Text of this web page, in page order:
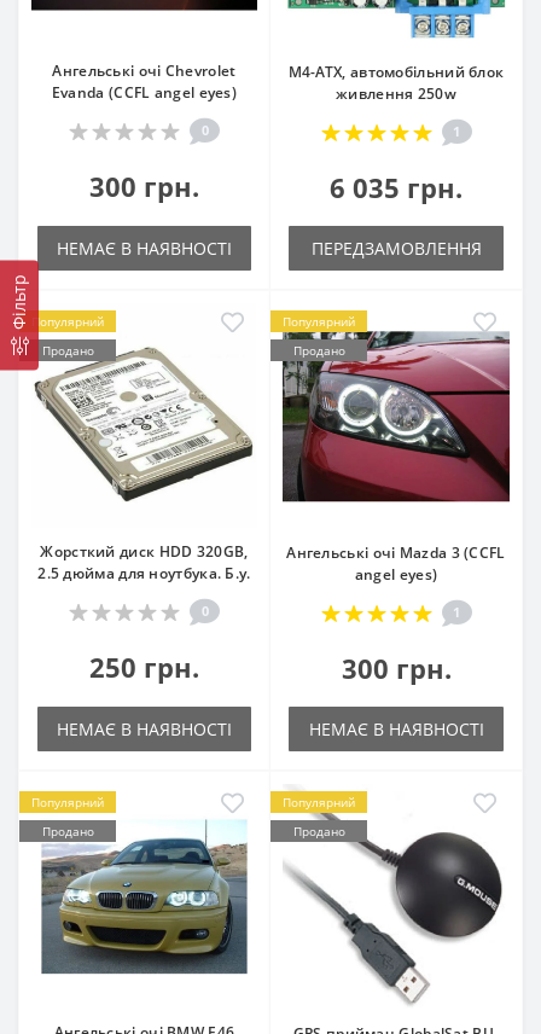
Фільтр
Ангельські очі Chevrolet
Evanda (CCFL angel eyes)
0
300 грн.
НЕМАЄ В НАЯВНОСТІ
M4-ATX, автомобільний блок
живлення 250w
1
6 035 грн.
ПЕРЕДЗАМОВЛЕННЯ
Популярний
Продано
Жорсткий диск HDD 320GB,
2.5 дюйма для ноутбука. Б.у.
0
250 грн.
НЕМАЄ В НАЯВНОСТІ
Популярний
Продано
Ангельські очі Mazda 3 (CCFL
angel eyes)
1
300 грн.
НЕМАЄ В НАЯВНОСТІ
Популярний
Продано
Популярний
Продано